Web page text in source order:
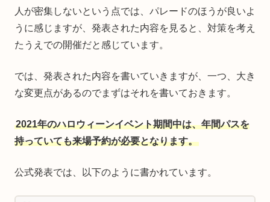
人が密集しないという点では、パレードのほうが良いよ
うに感じますが、発表された内容を見ると、対策を考え
たうえでの開催だと感じています。
では、発表された内容を書いていきますが、一つ、大き
な変更点があるのでまずはそれを書いておきます。
2021年のハロウィーンイベント期間中は、年間パスを
持っていても来場予約が必要となります。
公式発表では、以下のように書かれています。